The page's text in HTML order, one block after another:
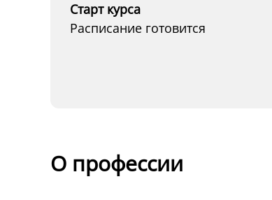
охраны, в
Старт курса
Расписание готовится
О профессии